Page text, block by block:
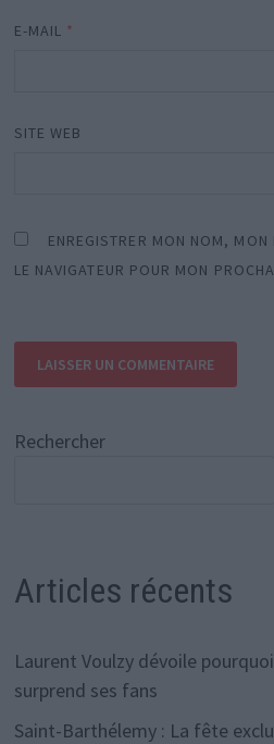
E-MAIL *
SITE WEB
ENREGISTRER MON NOM,
LE NAVIGATEUR POUR MON
Rechercher
Articles récents
Laurent Voulzy dévoile
surprend ses fans
Saint-Barthélemy : La fête